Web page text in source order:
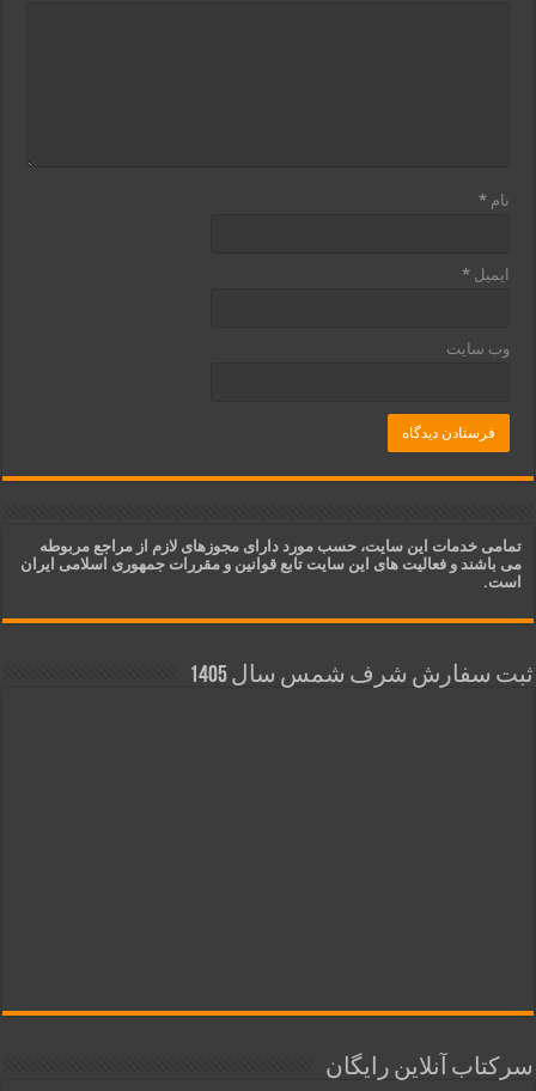
نام*
ایمیل*
وب‌ سایت
تمامی خدمات این سایت، حسب مورد دارای مجوزهای لازم از مراجع مربوطه
می باشند و فعالیت های این سایت تابع قوانین و مقررات جمهوری اسلامی ایران
است.
ثبت سفارش شرف شمس سال 1405
سرکتاب آنلاین رایگان